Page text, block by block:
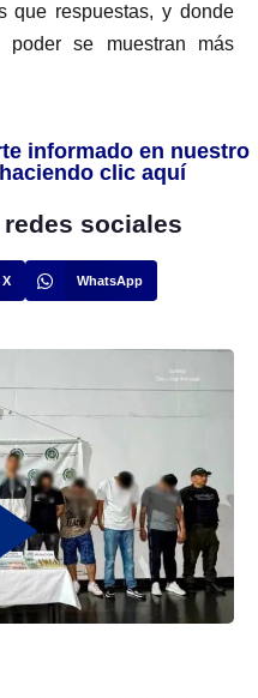
que respuestas, y donde
se muestran más
informado en nuestro
clic aquí
sociales
X WhatsApp